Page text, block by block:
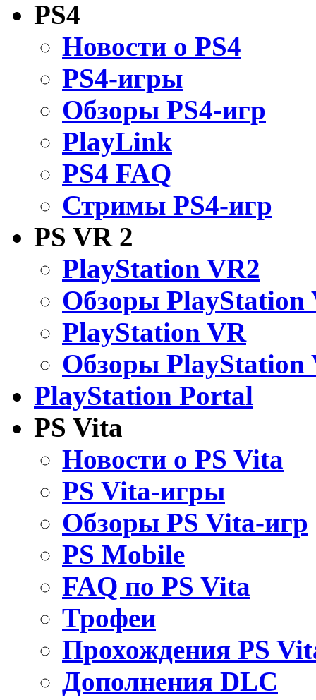
PS4
Новости о PS4
PS4-игры
Обзоры PS4-игр
PlayLink
PS4 FAQ
Стримы PS4-игр
PS VR 2
PlayStation VR2
Обзоры PlayStation
PlayStation VR
Обзоры PlayStation
PlayStation Portal
PS Vita
Новости о PS Vita
PS Vita-игры
Обзоры PS Vita-игр
PS Mobile
FAQ по PS Vita
Трофеи
Прохождения PS
Дополнения DLC